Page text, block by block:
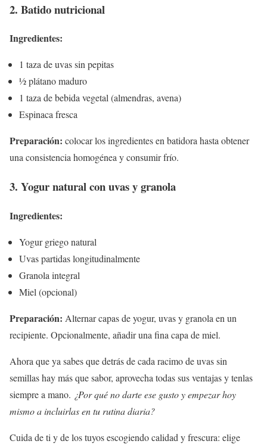
2. Batido nutricional
Ingredientes:
1 taza de uvas sin pepitas
½ plátano maduro
1 taza de bebida vegetal (almendras, avena)
Espinaca fresca
Preparación: colocar los ingredientes en batidora hasta obtener
una consistencia homogénea y consumir frío.
3. Yogur natural con uvas y granola
Ingredientes:
Yogur griego natural
Uvas partidas longitudinalmente
Granola integral
Miel (opcional)
Preparación: Alternar capas de yogur, uvas y granola en un
recipiente. Opcionalmente, añadir una fina capa de miel.
Ahora que ya sabes que detrás de cada racimo de uvas sin
semillas hay más que sabor, aprovecha todas sus ventajas y tenlas
siempre a mano. ¿Por qué no darte ese gusto y empezar hoy
mismo a incluirlas en tu rutina diaria?
Cuida de ti y de los tuyos escogiendo calidad y frescura: elige